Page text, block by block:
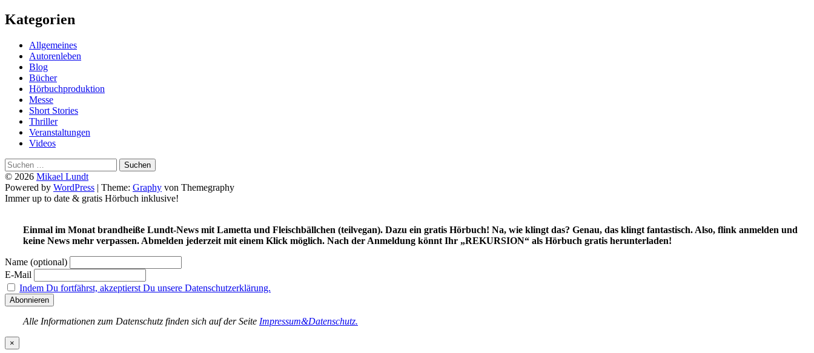
Kategorien
Allgemeines
Autorenleben
Blog
Bücher
Hörbuchproduktion
Messe
Short Stories
Thriller
Veranstaltungen
Videos
Suchen
nach:
© 2026 Mikael Lundt
Powered by WordPress | Theme: Graphy von Themegraphy
Immer up to date & gratis Hörbuch inklusive!
Einmal im Monat brandheiße Lundt-News mit Lametta und Fleischbällchen (teilvegan). Dazu ein gratis Hörbuch! Na, wie klingt das? Genau, das klingt fantastisch. Also, flink anmelden und
keine News mehr verpassen. Abmelden jederzeit mit einem Klick möglich. Nach der Anmeldung könnt Ihr „REKURSION“ als Hörbuch gratis herunterladen!
Name (optional)
E-Mail
Indem Du fortfährst, akzeptierst Du unsere Datenschutzerklärung.
Alle Informationen zum Datenschutz finden sich auf der Seite Impressum&Datenschutz.
×